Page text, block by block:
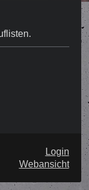
Login
Webansicht